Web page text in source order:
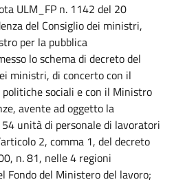
ULM_FP n. 1142 del 20
del Consiglio dei ministri,
per la pubblica
lo schema di decreto del
ministri, di concerto con il
sociali e con il Ministro
avente ad oggetto la
unità di personale di lavoratori
2, comma 1, del decreto
n. 81, nelle 4 regioni
Fondo del Ministero del lavoro;